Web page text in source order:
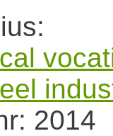
2014